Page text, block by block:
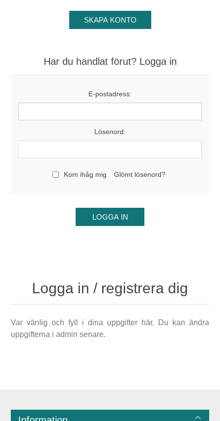
Har du handlat förut? Logga in
E-postadress:
Lösenord:
Kom ihåg mig Glömt lösenord?
Logga in / registrera dig
Var vänlig och fyll i dina uppgifter här. Du kan ändra
uppgifterna i admin senare.